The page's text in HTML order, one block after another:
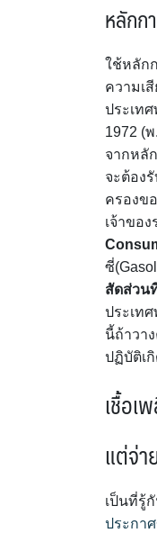
หลักก
ใช้หลัก
ความเ
ประเท
1972 (
จากหลั
จะต้อง
ครองข
เจ้าขอ
ซี่
สัดส่วน
ประเท
นี้ถ้าวา
ปฏิบัติเ
เชื้อเ
แต่จ่า
เป็นที่รู้
ประกา